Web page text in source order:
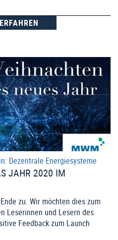
in: Dezentrale Energiesysteme
JAHR 2020 IM
zu. Wir möchten dies zum
Leserinnen und Lesern des
Feedback zum Launch